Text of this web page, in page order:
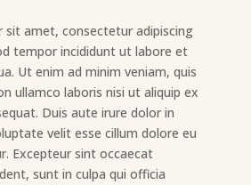
sit amet, consectetur adipiscing
tempor incididunt ut labore et
Ut enim ad minim veniam, quis
ullamco laboris nisi ut aliquip ex
Duis aute irure dolor in
velit esse cillum dolore eu
Excepteur sint occaecat
sunt in culpa qui officia